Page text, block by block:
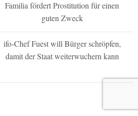
Familia fördert Prostitution für einen
guten Zweck
ifo-Chef Fuest will Bürger schröpfen,
damit der Staat weiterwuchern kann